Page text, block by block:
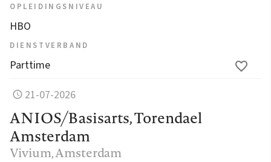
OPLEIDINGSNIVEAU
HBO
DIENSTVERBAND
Parttime
21-07-2026
ANIOS/Basisarts, Torendael
Amsterdam
Vivium, Amsterdam